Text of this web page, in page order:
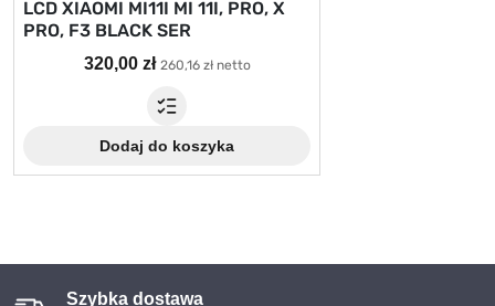
LCD XIAOMI MI11I MI 11I, PRO, X
PRO, F3 BLACK SER
320,00 zł 260,16 zł netto
Dodaj do koszyka
Szybka dostawa